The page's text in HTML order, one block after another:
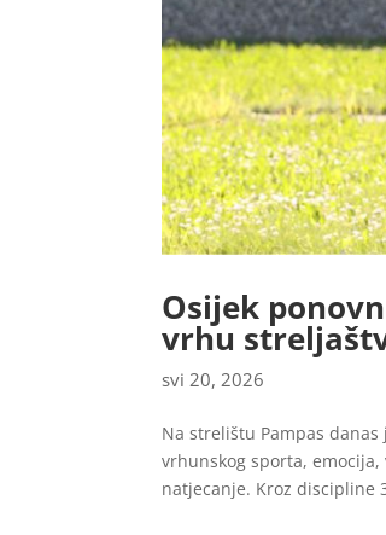
Osijek
vrhu
svi 20, 2026
Na strelištu Pampas
vrhunskog sporta,
natjecanje. Kroz discipline